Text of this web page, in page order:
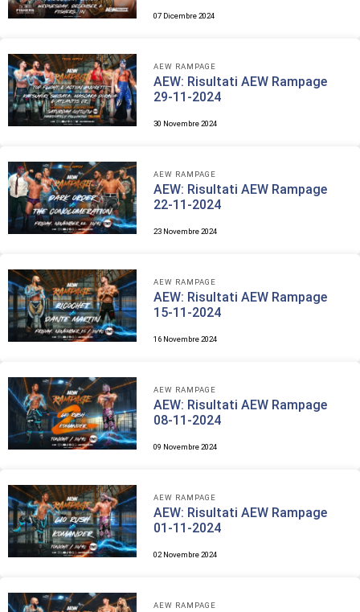
07 Dicembre 2024
AEW RAMPAGE
AEW: Risultati AEW Rampage
29-11-2024
30 Novembre 2024
AEW RAMPAGE
AEW: Risultati AEW Rampage
22-11-2024
23 Novembre 2024
AEW RAMPAGE
AEW: Risultati AEW Rampage
15-11-2024
16 Novembre 2024
AEW RAMPAGE
AEW: Risultati AEW Rampage
08-11-2024
09 Novembre 2024
AEW RAMPAGE
AEW: Risultati AEW Rampage
01-11-2024
02 Novembre 2024
AEW RAMPAGE